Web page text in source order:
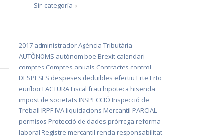
›
Sin categoría
2017 administradorAgència Tributària
AUTÒNOMS autònom boe Brexit calendari
comptes Comptes anuals Contractes control
DESPESES despeses deduïbles efectiu Erte Erto
euríbor FACTURA Fiscal frau hipoteca hisenda
impost de societats INSPECCIÓ Inspecció de
Treball IRPF IVA liquidacions Mercantil PARCIAL
permisos Protecció de dades pròrroga reforma
laboral Registre mercantil renda responsabilitat